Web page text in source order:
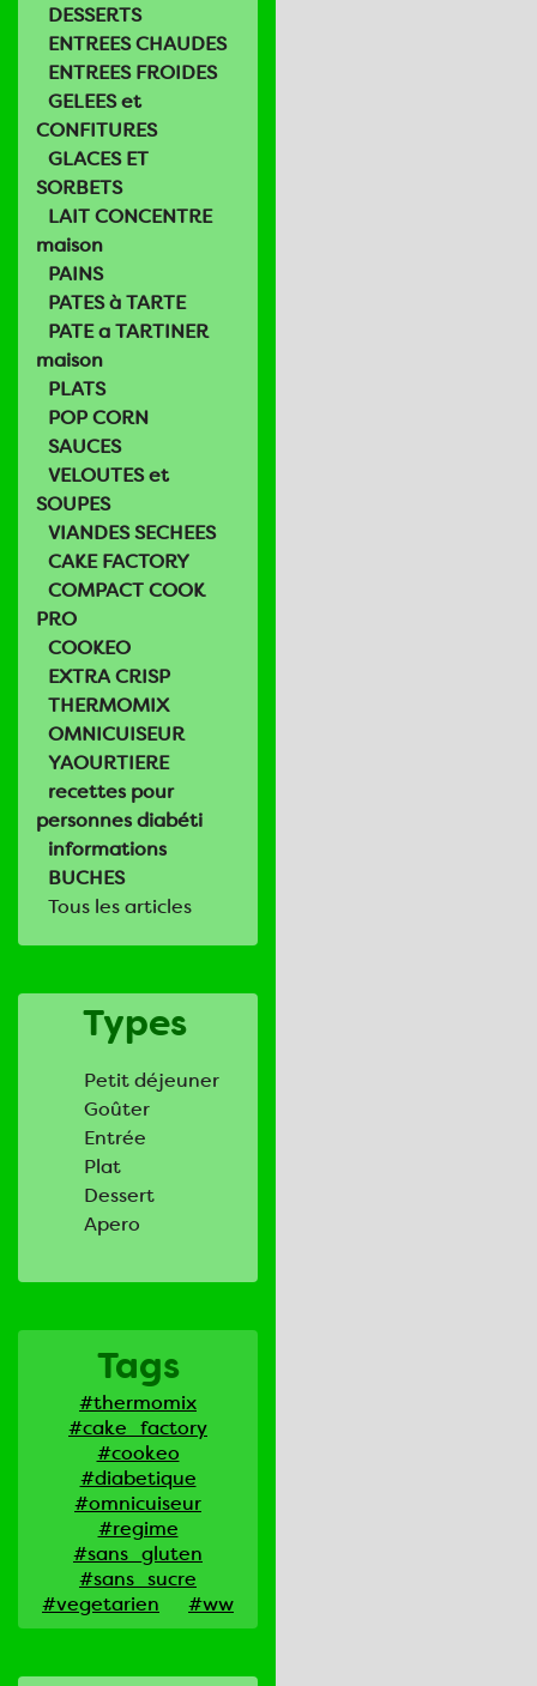
DESSERTS
ENTREES CHAUDES
ENTREES FROIDES
GELEES et
CONFITURES
GLACES ET
SORBETS
LAIT CONCENTRE
maison
PAINS
PATES à TARTE
PATE a TARTINER
maison
PLATS
POP CORN
SAUCES
VELOUTES et
SOUPES
VIANDES SECHEES
CAKE FACTORY
COMPACT COOK
PRO
COOKEO
EXTRA CRISP
THERMOMIX
OMNICUISEUR
YAOURTIERE
recettes pour
personnes diabéti
informations
BUCHES
Tous les articles
Types
Petit déjeuner
Goûter
Entrée
Plat
Dessert
Apero
Tags
#thermomix
#cake_factory
#cookeo
#diabetique
#omnicuiseur
#regime
#sans_gluten
#sans_sucre
#vegetarien
#ww